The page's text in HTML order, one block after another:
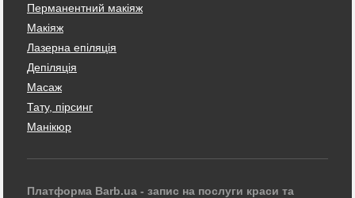
Перманентний макіяж
Макіяж
Лазерна епіляція
Депіляція
Масаж
Тату, пірсинг
Манікюр
Платформа Barb.ua - запис на послуги краси та